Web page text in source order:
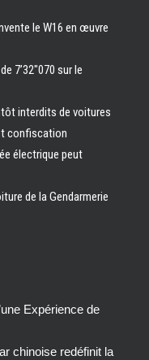
le W16 en œuvre
7’32″070 sur le
interdits de voitures
confiscation
électrique peut
de la Gendarmerie
Expérience de
chinoise redéfinit la